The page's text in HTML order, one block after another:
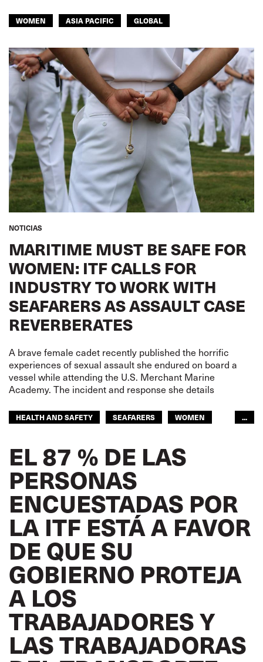
WOMEN ASIA PACIFIC GLOBAL
NOTICIAS
MARITIME MUST BE SAFE FOR
WOMEN: ITF CALLS FOR
INDUSTRY TO WORK WITH
SEAFARERS AS ASSAULT CASE
REVERBERATES
A brave female cadet recently published the horrific
experiences of sexual assault she endured on board a
vessel while attending the U.S. Merchant Marine
Academy. The incident and response she details
HEALTH AND SAFETY SEAFARERS
WOMEN
GLOBAL
...
EL 87 % DE LAS
PERSONAS
ENCUESTADAS POR
LA ITF ESTÁ A FAVOR
DE QUE SU
GOBIERNO PROTEJA
A LOS
TRABAJADORES Y
LAS TRABAJADORAS